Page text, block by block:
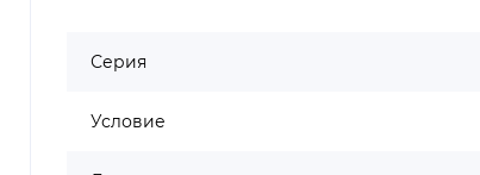
Серия
Условие